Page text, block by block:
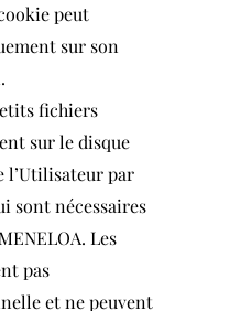
peut
sur son
fichiers
sur le disque
l’Utilisateur par
sont nécessaires
Les
pas
et ne peuvent